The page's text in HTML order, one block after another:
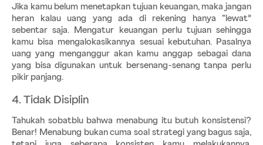
Jika kamu belum menetapkan tujuan keuangan, maka jangan
heran kalau uang yang ada di rekening hanya “lewat”
sebentar saja. Mengatur keuangan perlu tujuan sehingga
kamu bisa mengalokasikannya sesuai kebutuhan. Pasalnya
uang yang menganggur akan kamu anggap sebagai dana
yang bisa digunakan untuk bersenang-senang tanpa perlu
pikir panjang.
4. Tidak Disiplin
Tahukah sobatblu bahwa menabung itu butuh konsistensi?
Benar! Menabung bukan cuma soal strategi yang bagus saja,